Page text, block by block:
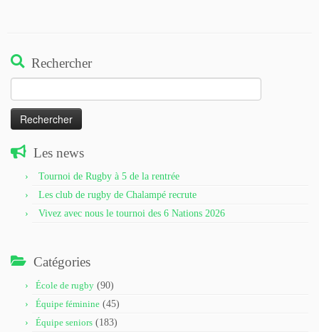
Rechercher
Les news
Tournoi de Rugby à 5 de la rentrée
Les club de rugby de Chalampé recrute
Vivez avec nous le tournoi des 6 Nations 2026
Catégories
École de rugby (90)
Équipe féminine (45)
Équipe seniors (183)